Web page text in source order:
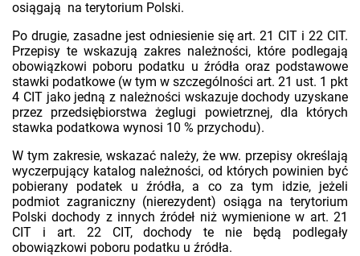
osiągają na terytorium Polski.
Po drugie, zasadne jest odniesienie się art. 21 CIT i 22 CIT.
Przepisy te wskazują zakres należności, które podlegają
obowiązkowi poboru podatku u źródła oraz podstawowe
stawki podatkowe (w tym w szczególności art. 21 ust. 1 pkt
4 CIT jako jedną z należności wskazuje dochody uzyskane
przez przedsiębiorstwa żeglugi powietrznej, dla których
stawka podatkowa wynosi 10 % przychodu).
W tym zakresie, wskazać należy, że ww. przepisy określają
wyczerpujący katalog należności, od których powinien być
pobierany podatek u źródła, a co za tym idzie, jeżeli
podmiot zagraniczny (nierezydent) osiąga na terytorium
Polski dochody z innych źródeł niż wymienione w art. 21
CIT i art. 22 CIT, dochody te nie będą podlegały
obowiązkowi poboru podatku u źródła.